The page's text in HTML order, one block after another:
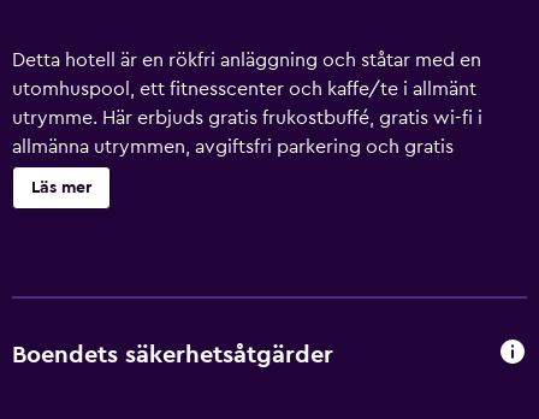
Detta hotell är en rökfri anläggning och ståtar med en
utomhuspool, ett fitnesscenter och kaffe/te i allmänt
utrymme. Här erbjuds gratis frukostbuffé, gratis wi-fi i
allmänna utrymmen, avgiftsfri parkering och gratis
lokaltransport. Dessutom erbjuds business-service,
konferenslokaler och kemtvätt. Handdukarna byts på
wi-fi, med wi-fi-hastighet på 25+ Mbps. Skrivbord och
Läs mer
Boendets säkerhetsåtgärder